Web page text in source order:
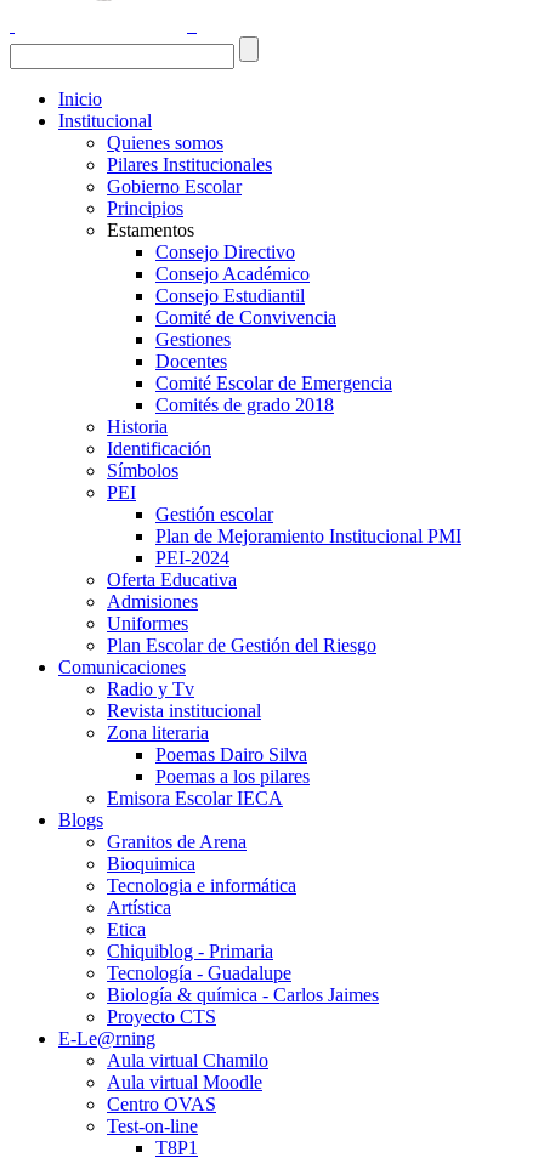
Inicio
Institucional
Quienes somos
Pilares Institucionales
Gobierno Escolar
Principios
Estamentos
Consejo Directivo
Consejo Académico
Consejo Estudiantil
Comité de Convivencia
Gestiones
Docentes
Comité Escolar de Emergencia
Comités de grado 2018
Historia
Identificación
Símbolos
PEI
Gestión escolar
Plan de Mejoramiento Institucional PMI
PEI-2024
Oferta Educativa
Admisiones
Uniformes
Plan Escolar de Gestión del Riesgo
Comunicaciones
Radio y Tv
Revista institucional
Zona literaria
Poemas Dairo Silva
Poemas a los pilares
Emisora Escolar IECA
Blogs
Granitos de Arena
Bioquimica
Tecnologia e informática
Artística
Etica
Chiquiblog - Primaria
Tecnología - Guadalupe
Biología & química - Carlos Jaimes
Proyecto CTS
E-Le@rning
Aula virtual Chamilo
Aula virtual Moodle
Centro OVAS
Test-on-line
T8P1